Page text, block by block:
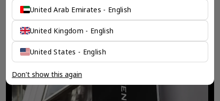
United Arab Emirates - English
United Kingdom - English
United States - English
Don't show this again